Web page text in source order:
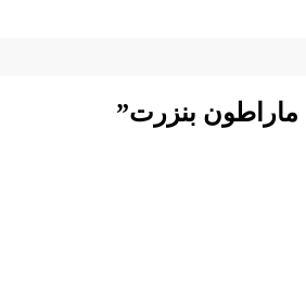
ماراطون بنزرت”